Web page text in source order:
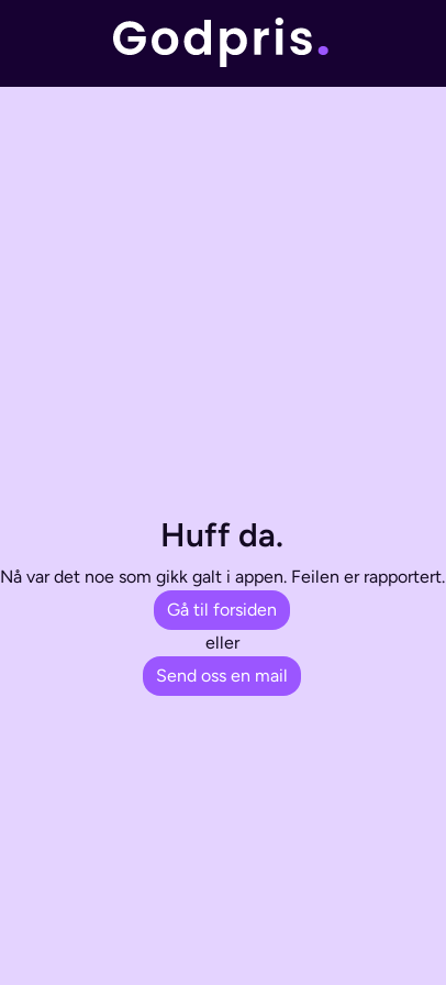
Huff da.
Nå var det noe som gikk galt i appen. Feilen er rapportert.
Gå til forsiden
eller
Send oss en mail